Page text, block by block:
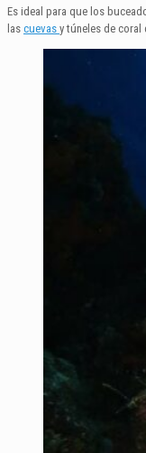
Es ideal para que los
las cuevas y túneles de coral